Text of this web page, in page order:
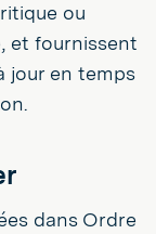
ou
et fournissent
jour en temps
dans Ordre